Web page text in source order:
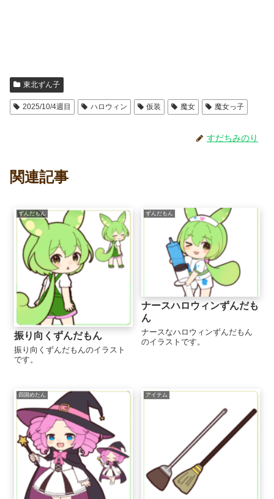
東北ずん子
2025/10/4週目 ハロウィン 仮装 魔女 魔女っ子
すだちみのり
関連記事
ずんだもん
振り向くずんだもん
振り向くずんだもんのイラスト
です。
ずんだもん
ナースハロウィンずんだも
ん
ナースなハロウィンずんだもん
のイラストです。
四国めたん アイテム